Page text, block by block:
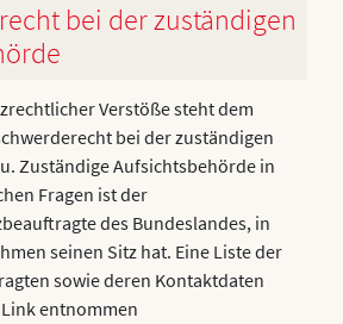
bei der zuständigen
Verstöße steht dem
bei der zuständigen
Zuständige Aufsichtsbehörde in
Fragen ist der
des Bundeslandes, in
seinen Sitz hat. Eine Liste der
sowie deren Kontaktdaten
entnommen